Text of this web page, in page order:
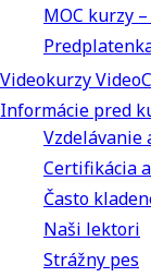
MOC kurzy
Videokurzy
Informácie pred
Vzdelávanie
Certifikácia
Často
Naši lektori
Strážny pes